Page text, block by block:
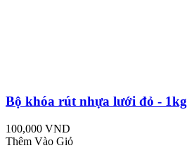
Bộ khóa rút nhựa lưới đỏ - 1kg
100,000 VND
Thêm Vào Giỏ